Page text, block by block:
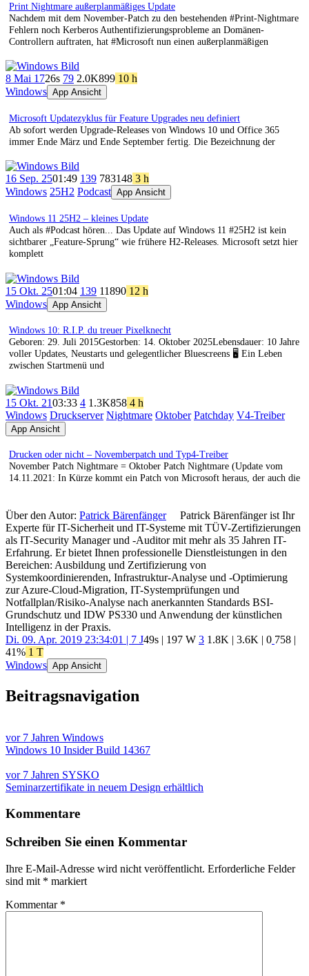
Print Nightmare außerplanmäßiges Update
Nachdem mit dem November-Patch zu den bestehenden #Print-Nightmare
Fehlern noch Kerberos Authentifizierungsprobleme an Domänen-
Controllern auftraten, hat #Microsoft nun einen außerplanmäßigen
8 Mai 1726s 79 2.0K899 10 h
Windows App Ansicht
Microsoft Updatezyklus für Feature Upgrades neu definiert
Ab sofort werden Upgrade-Releases von Windows 10 und Office 365
immer Ende März und Ende September fertig. Die Bezeichnung der
16 Sep. 2501:49 139 783148 3 h
Windows 25H2 Podcast App Ansicht
Windows 11 25H2 – kleines Update
Auch als #Podcast hören... Das Update auf Windows 11 #25H2 ist kein
sichtbarer „Feature-Sprung“ wie frühere H2-Releases. Microsoft setzt hier
komplett
15 Okt. 2501:04 139 11890 12 h
Windows App Ansicht
Windows 10: R.I.P. du treuer Pixelknecht
Geboren: 29. Juli 2015Gestorben: 14. Oktober 2025Lebensdauer: 10 Jahre
voller Updates, Neustarts und gelegentlicher Bluescreens 🖥️ Ein Leben
zwischen Startmenü und
15 Okt. 2103:33 4 1.3K858 4 h
Windows Druckserver Nightmare Oktober Patchday V4-Treiber
App Ansicht
Drucken oder nicht – Novemberpatch und Typ4-Treiber
November Patch Nightmare = Oktober Patch Nightmare (Update vom
14.11.2021: In Kürze kommt ein Patch von Microsoft heraus, der auch die
Über den Autor: Patrick Bärenfänger
Patrick Bärenfänger ist Ihr
Experte für IT-Sicherheit und IT-Systeme mit TÜV-Zertifizierungen
als IT-Security Manager und -Auditor mit mehr als 35 Jahren IT-
Erfahrung. Er bietet Ihnen professionelle Dienstleistungen in den
Bereichen: Ausbildung und Zertifizierung von
Systemkoordinierenden, Infrastruktur-Analyse und -Optimierung
zur Azure-Cloud-Migration, IT-Systemprüfungen und
Notfallplan/Risiko-Analyse nach anerkannten Standards BSI-
Grundschutz und IDW PS330 und Anwendung der künstlichen
Intelligenz in der Praxis.
Di. 09. Apr. 2019 23:34:01 | 7 J49s | 197 W 3 1.8K | 3.6K | 0 758 |
41% 1 T
Windows App Ansicht
Beitragsnavigation
vor 7 Jahren Windows
Windows 10 Insider Build 14367
vor 7 Jahren SYSKO
Seminarzertifikate in neuem Design erhältlich
Kommentare
Schreiben Sie einen Kommentar
Ihre E-Mail-Adresse wird nicht veröffentlicht. Erforderliche Felder
sind mit * markiert
Kommentar *